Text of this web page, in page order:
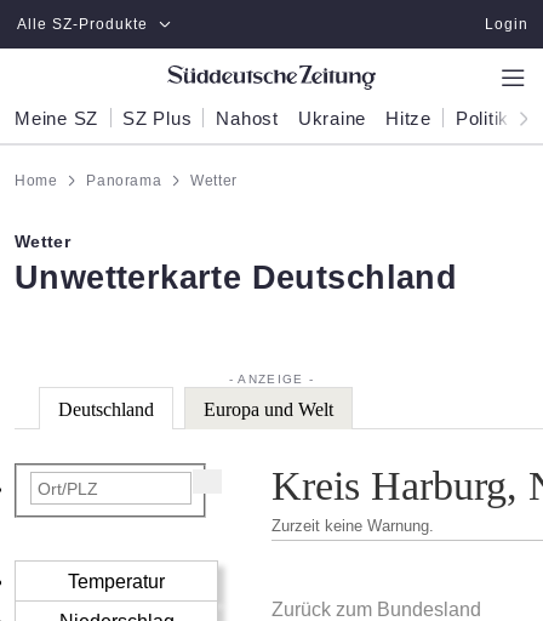
Zum Hauptinhalt springen
Alle SZ-Produkte Login
Meine SZ SZ Plus Nahost Ukraine Hitze Politik
Home Panorama Wetter
Wetter
:
Unwetterkarte Deutschland
Deutschland Europa und Welt
Temperatur
Kreis Harburg,
Zurzeit keine Warnung.
Zurück zum Bundesland